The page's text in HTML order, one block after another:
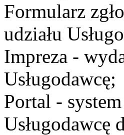
Formularz
udziału
Impreza -
Usługodawcę;
Portal -
Usługodawcę